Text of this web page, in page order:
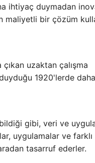
ihtiyaç duymadan
bir çözüm
uzaktan çalışma
1920'lerde
gibi, veri ve
uygulamalar ve
tasarruf ederler.